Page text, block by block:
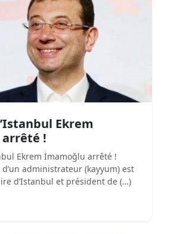
Ekrem
!
Ekrem İmamoğlu arrêté !
administrateur (kayyum) est
d’Istanbul et président de (…)